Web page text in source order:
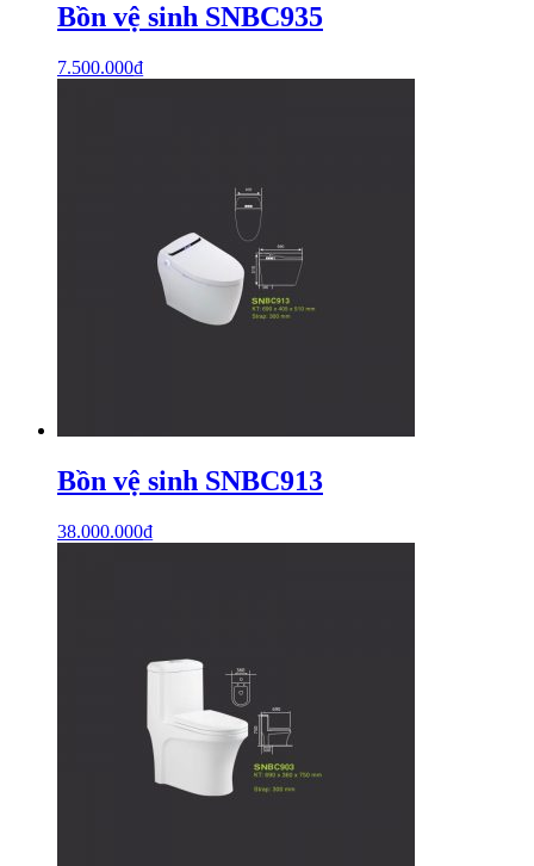
Bồn vệ sinh SNBC935
7.500.000₫
Bồn vệ sinh SNBC913
38.000.000₫